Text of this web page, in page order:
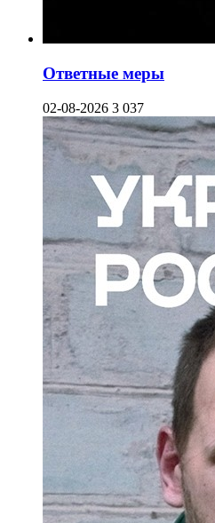
Ответные меры
02-08-2026 3 037